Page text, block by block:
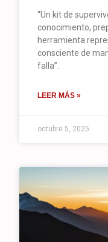
“Un kit de
conocimiento,
herramienta
consciente de
falla”.
LEER MÁS »
octubre 5, 2025